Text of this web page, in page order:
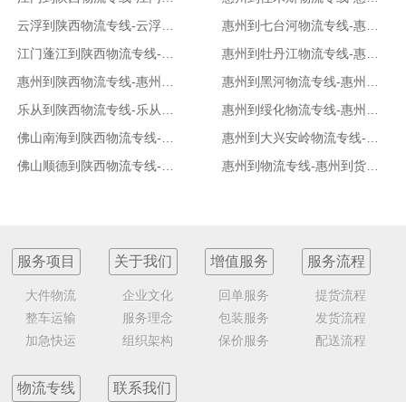
云浮到陕西物流专线-云浮到陕西货运专线
惠州到七台河物流专线-惠州到七台河货运专线
惠州到牡丹江物流专线-惠州到牡丹江货运专线
惠州到物流专线-惠州到货运专线
服务项目
大件物流
整车运输
加急快运
关于我们
企业文化
服务理念
组织架构
增值服务
回单服务
包装服务
保价服务
服务流程
提货流程
发货流程
配送流程
物流专线 联系我们